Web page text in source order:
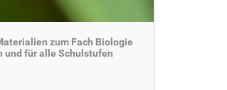
zum Fach Biologie
und für alle Schulstufen